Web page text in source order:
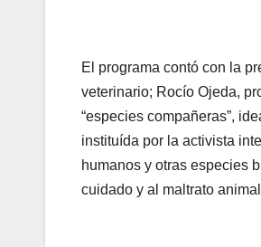
El programa contó con la
veterinario; Rocío Ojeda,
“especies compañeras”,
instituída por la activista
humanos y otras especies
cuidado y al maltrato